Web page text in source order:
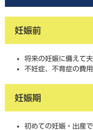
妊娠前
将来の妊娠に備えて
不妊症、不育症の費
妊娠期
初めての妊娠・出産